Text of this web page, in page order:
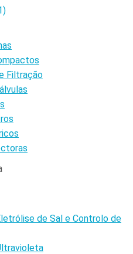
Filtração
de Sal e Controlo de